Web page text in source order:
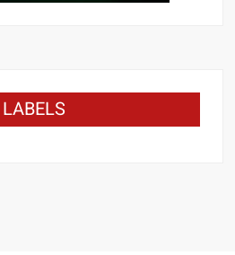
LABELS